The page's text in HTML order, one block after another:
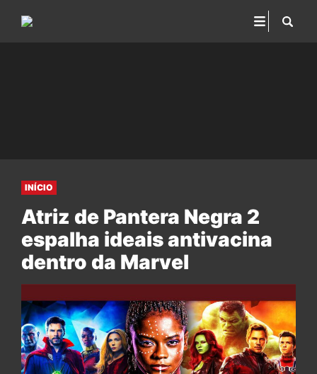
INÍCIO
Atriz de Pantera Negra 2
espalha ideais antivacina
dentro da Marvel